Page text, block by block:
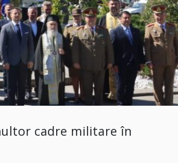
cadre militare în